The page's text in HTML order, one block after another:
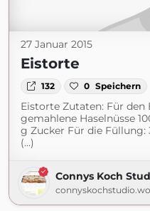
27 Januar 2015
Eistorte
132 0 Speichern
Eistorte Zutaten: Für den
gemahlene Haselnüsse
g Zucker Für die Füllung:
(...)
Connys Koch